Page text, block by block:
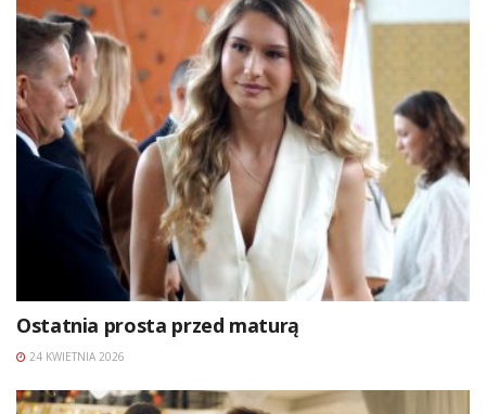
Ostatnia prosta przed maturą
24 KWIETNIA 2026